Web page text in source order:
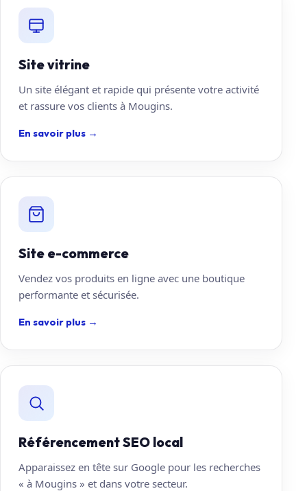
Site vitrine
Un site élégant et rapide qui présente votre activité
et rassure vos clients à Mougins.
En savoir plus →
Site e-commerce
Vendez vos produits en ligne avec une boutique
performante et sécurisée.
En savoir plus →
Référencement SEO local
Apparaissez en tête sur Google pour les recherches
« à Mougins » et dans votre secteur.